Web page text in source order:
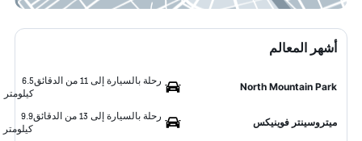
أشهر المعالم
North Mountain Park
رحلة بالسيارة إلى 11 من الدقائق
6.5
كيلومتر
ميتروسينتر فوينيكس
رحلة بالسيارة إلى 13 من الدقائق
9.9
كيلومتر